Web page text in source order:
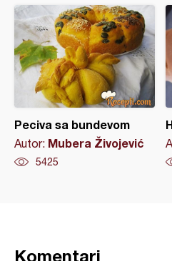
Peciva sa bundevom
Autor: Mubera Živojević
5425
Komentari